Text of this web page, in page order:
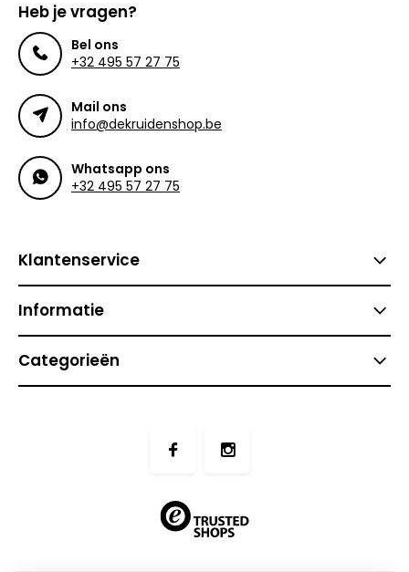
Heb je vragen?
Bel ons
+32 495 57 27 75
Mail ons
info@dekruidenshop.be
Whatsapp ons
+32 495 57 27 75
Klantenservice
Informatie
Categorieën